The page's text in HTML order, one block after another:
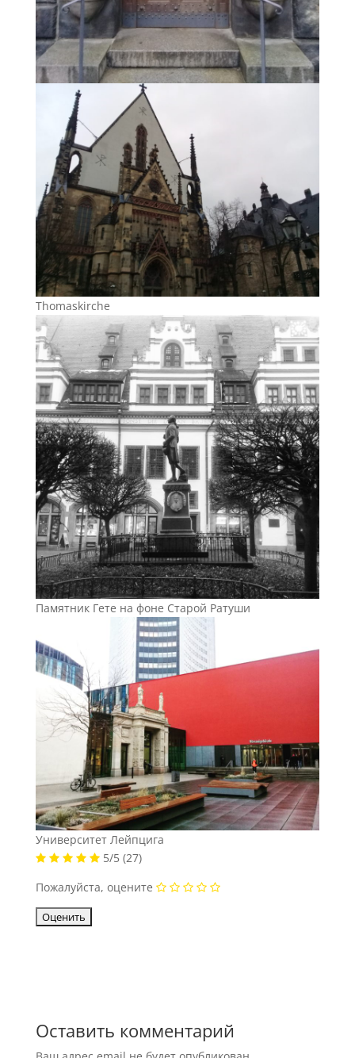
Thomaskirche
Памятник Гете на фоне Старой Ратуши
Университет Лейпцига
5/5 (27)
Пожалуйста, оцените
Оставить комментарий